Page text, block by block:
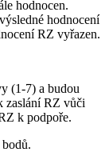
hodnocen.
hodnocení
RZ vyřazen.
(1-7) a budou
zaslání RZ vůči
k podpoře.